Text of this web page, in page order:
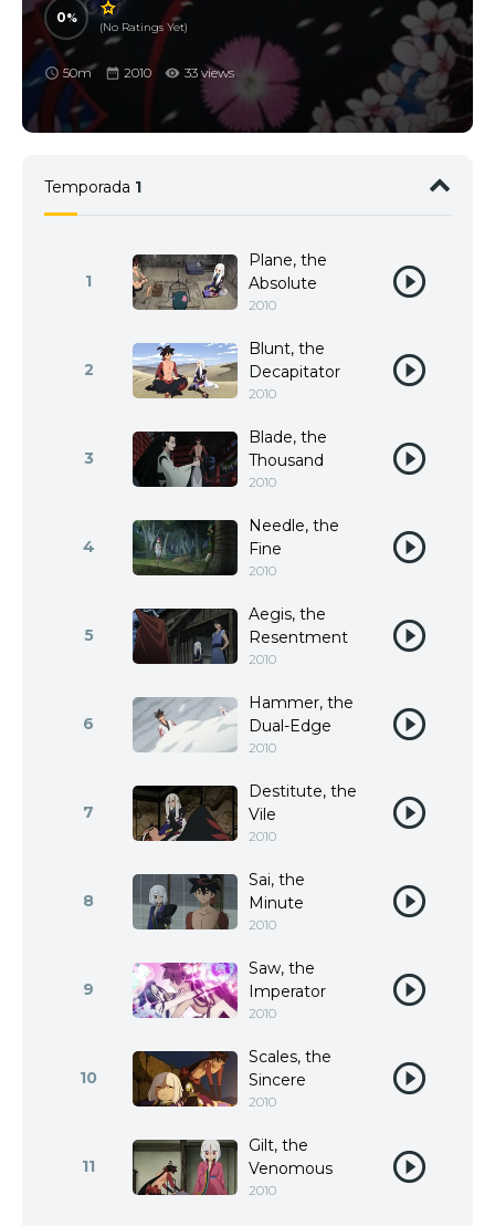
0
(No Ratings Yet)
50m 2010 33 views
Temporada 1
1
Plane, the
Absolute
2010
2
Blunt, the
Decapitator
2010
3
Blade, the
Thousand
2010
4
Needle, the
Fine
2010
5
Aegis, the
Resentment
2010
6
Hammer, the
Dual-Edge
2010
7
Destitute, the
Vile
2010
8
Sai, the
Minute
2010
9
Saw, the
Imperator
2010
10
Scales, the
Sincere
2010
11
Gilt, the
Venomous
2010